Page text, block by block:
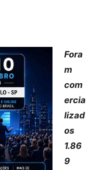
Fora
m
com
ercia
lizad
os
1.86
9